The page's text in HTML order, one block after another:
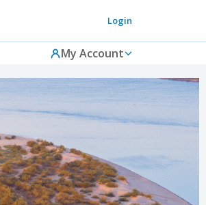
Login
My Account